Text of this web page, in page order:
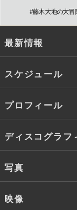
#藤木大地の大冒
最新情報
スケジュール
プロフィール
ディスコグラフ
写真
映像